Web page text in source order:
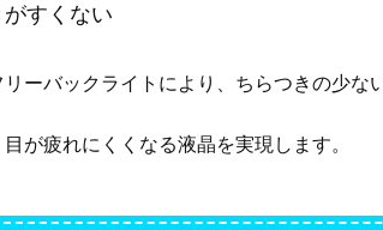
すくない
ーバックライトにより、ちらつきの少な
が疲れにくくなる液晶を実現します。